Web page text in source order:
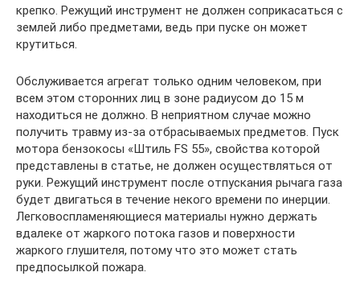
крепко. Режущий инструмент не должен соприкасаться с
землей либо предметами, ведь при пуске он может
крутиться.
Обслуживается агрегат только одним человеком, при
всем этом сторонних лиц в зоне радиусом до 15 м
находиться не должно. В неприятном случае можно
получить травму из-за отбрасываемых предметов. Пуск
мотора бензокосы «Штиль FS 55», свойства которой
представлены в статье, не должен осуществляться от
руки. Режущий инструмент после отпускания рычага газа
будет двигаться в течение некого времени по инерции.
Легковоспламеняющиеся материалы нужно держать
вдалеке от жаркого потока газов и поверхности
жаркого глушителя, потому что это может стать
предпосылкой пожара.